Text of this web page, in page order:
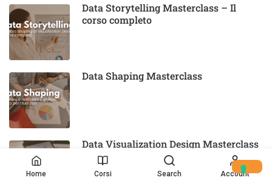
Data Storytelling Masterclass – Il
corso completo
Data Shaping Masterclass
Data Visualization Design Masterclass
Home Corsi Search Account